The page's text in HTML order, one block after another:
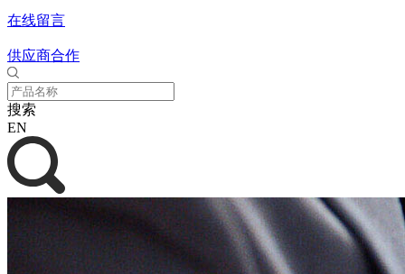
在线留言
供应商合作
搜索
EN